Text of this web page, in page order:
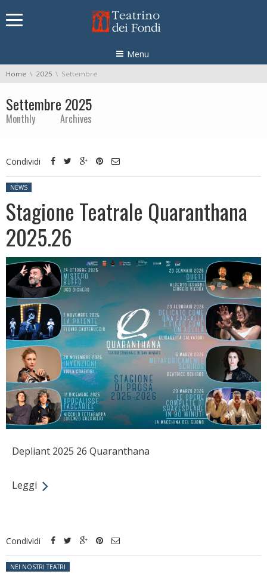
Menu
You are here:
Home 2025 Settembre
Settembre 2025
Monthly Archives
Condividi
Posted in:
NEWS
Stagione Teatrale Quaranthana
2025.26
Depliant 2025 26 Quaranthana
Leggi
Condividi
Posted in:
NEI NOSTRI TEATRI